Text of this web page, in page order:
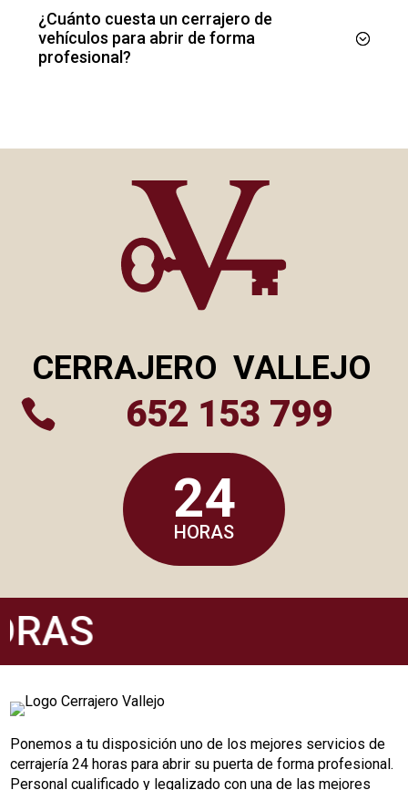
¿Cuánto cuesta un cerrajero de
vehículos para abrir de forma
profesional?
CERRAJERO VALLEJO
 652 153 799
24
HORAS
Ponemos a tu disposición uno de los mejores servicios de
cerrajería 24 horas para abrir su puerta de forma profesional.
Personal cualificado y legalizado con una de las mejores